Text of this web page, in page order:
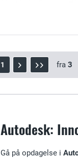
1 fra 3
Autodesk:
Gå på opdagelse i